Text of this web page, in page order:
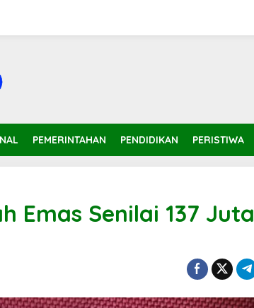
PEMERINTAHAN PENDIDIKAN PERISTIWA
Emas Senilai 137 Juta